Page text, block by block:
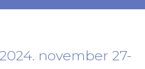
november 27-